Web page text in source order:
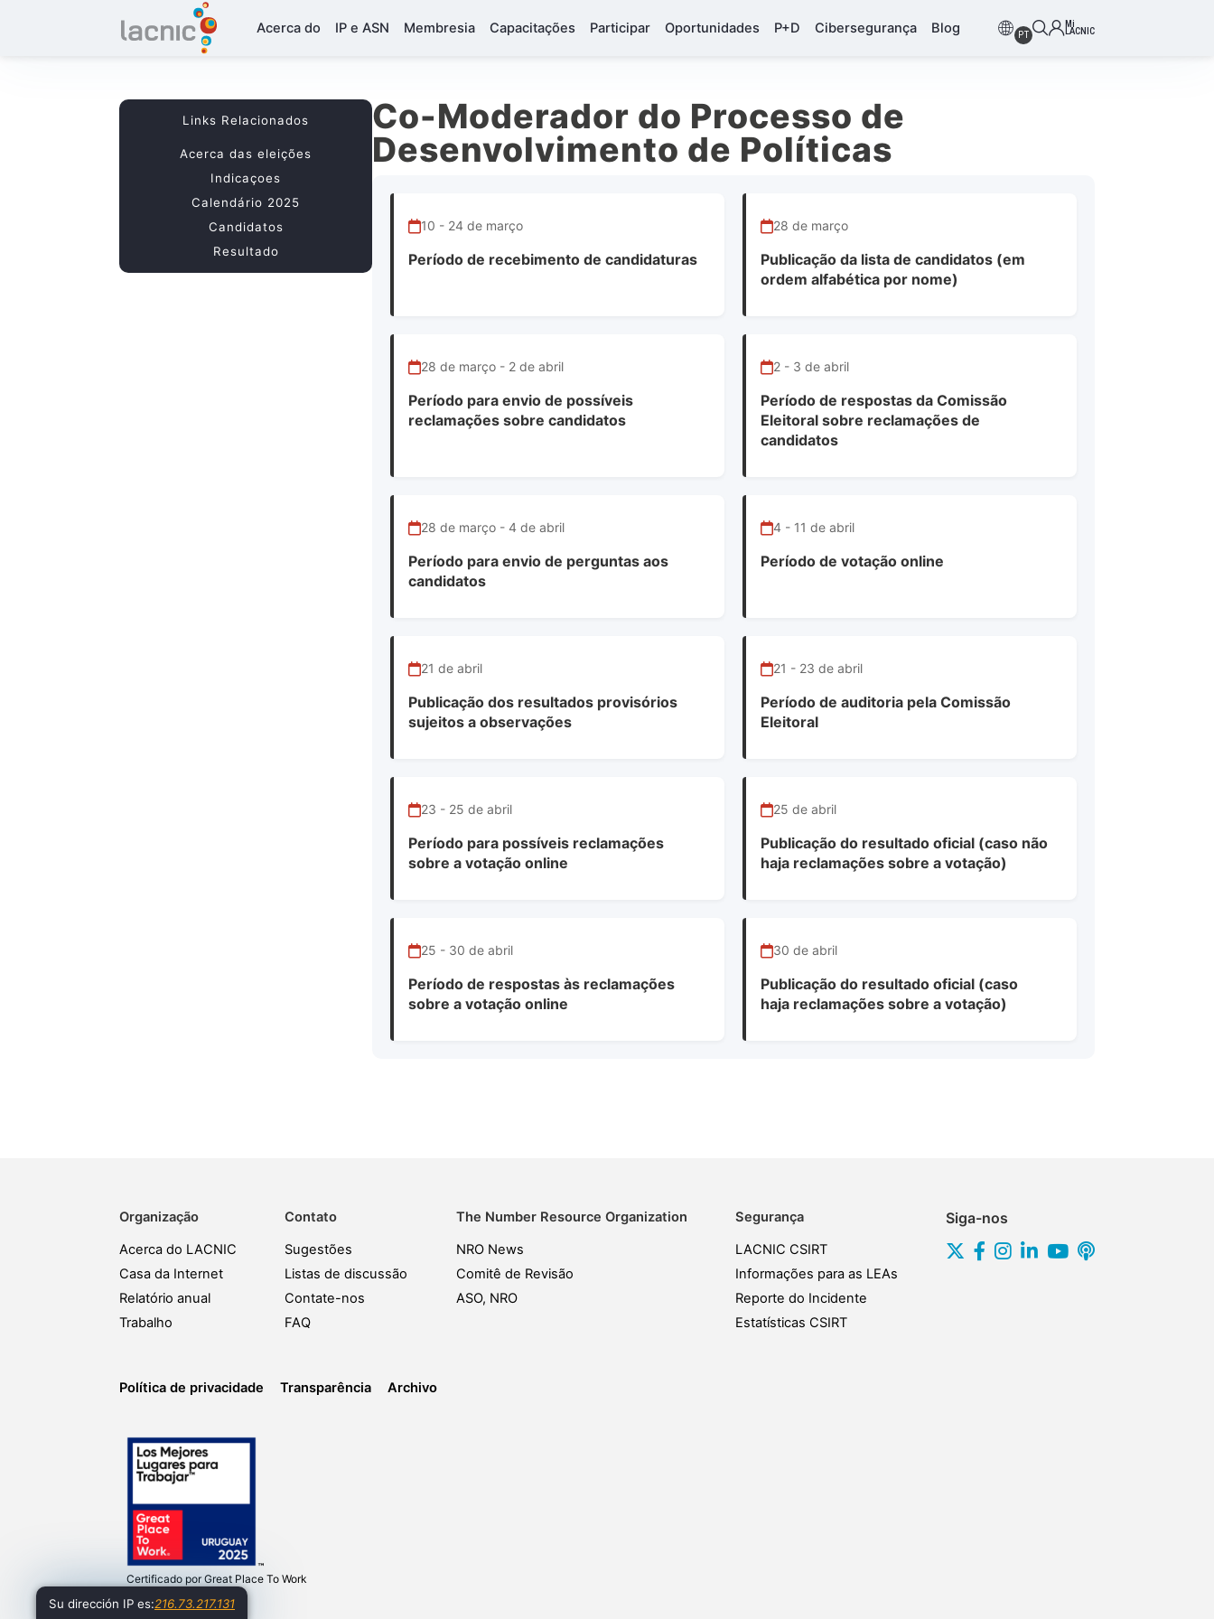
Acerca do IP e ASN Membresia Capacitações Participar Oportunidades P+D Cibersegurança Blog PT
Mi
LACNIC
Co-Moderador do Processo de
Desenvolvimento de Políticas
10 - 24 de março
Período de recebimento de candidaturas
28 de março
Publicação da lista de candidatos (em
ordem alfabética por nome)
28 de março - 2 de abril
Período para envio de possíveis
reclamações sobre candidatos
2 - 3 de abril
Período de respostas da Comissão
Eleitoral sobre reclamações de
candidatos
28 de março - 4 de abril
Período para envio de perguntas aos
candidatos
4 - 11 de abril
Período de votação online
21 de abril
Publicação dos resultados provisórios
sujeitos a observações
21 - 23 de abril
Período de auditoria pela Comissão
Eleitoral
23 - 25 de abril
Período para possíveis reclamações
sobre a votação online
25 de abril
Publicação do resultado oficial (caso não
haja reclamações sobre a votação)
25 - 30 de abril
Período de respostas às reclamações
sobre a votação online
30 de abril
Publicação do resultado oficial (caso
haja reclamações sobre a votação)
Links Relacionados
Acerca das eleições
Indicaçoes
Calendário 2025
Candidatos
Resultado
Organização
Acerca do LACNIC
Casa da Internet
Relatório anual
Trabalho
Contato
Sugestões
Listas de discussão
Contate-nos
FAQ
The Number Resource Organization
NRO News
Comitê de Revisão
ASO, NRO
Segurança
LACNIC CSIRT
Informações para as LEAs
Reporte do Incidente
Estatísticas CSIRT
Política de privacidade Transparência Archivo
Siga-nos
Certificado porGreat Place To Work
Su dirección IP es:216.73.217.131